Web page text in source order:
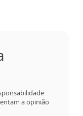
a opinião